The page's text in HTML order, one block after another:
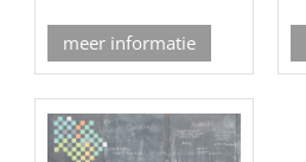
meer informatie